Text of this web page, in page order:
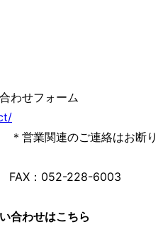
わせフォーム
営業関連のご連絡はお断り
FAX：052-228-6003
合わせはこちら